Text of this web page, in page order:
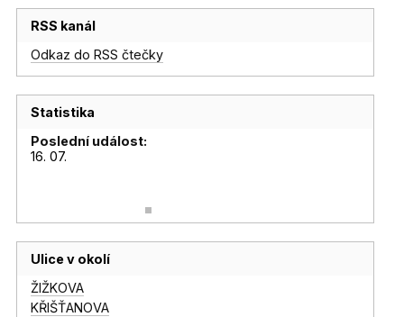
RSS kanál
Odkaz do RSS čtečky
Statistika
Poslední událost:
16. 07.
Ulice v okolí
ŽIŽKOVA
KŘIŠŤANOVA